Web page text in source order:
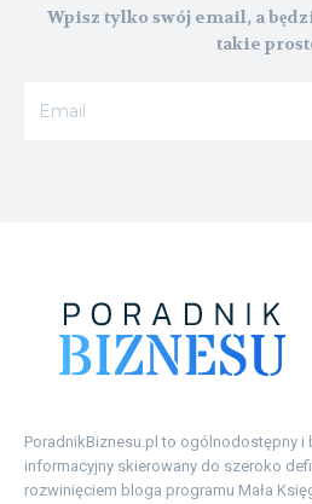
Wpisz tylko swój email, a
takie
PoradnikBiznesu.pl to ogólnodostępny i
informacyjny skierowany do szeroko
rozwinięciem bloga programu Mała